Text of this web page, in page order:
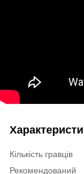
Кількість гравців
Рекомендований